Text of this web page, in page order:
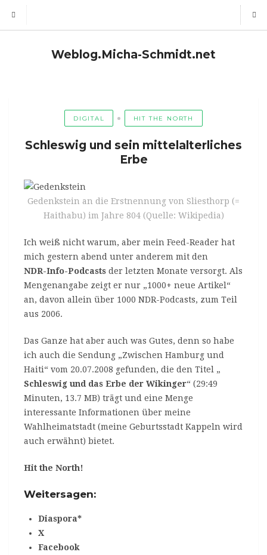
Weblog.Micha-Schmidt.net
DIGITAL HIT THE NORTH
Schleswig und sein mittelalterliches
Erbe
Gedenkstein an die Erstnennung von Sliesthorp (=
Haithabu) im Jahre 804 (Quelle: Wikipedia)
Ich weiß nicht warum, aber mein Feed-Reader hat
mich gestern abend unter anderem mit den
NDR-Info-Podcasts der letzten Monate versorgt. Als
Mengenangabe zeigt er nur „1000+ neue Artikel“
an, davon allein über 1000 NDR-Podcasts, zum Teil
aus 2006.
Das Ganze hat aber auch was Gutes, denn so habe
ich auch die Sendung „Zwischen Hamburg und
Haiti“ vom 20.07.2008 gefunden, die den Titel „
Schleswig und das Erbe der Wikinger“ (29:49
Minuten, 13.7 MB) trägt und eine Menge
interessante Informationen über meine
Wahlheimatstadt (meine Geburtsstadt Kappeln wird
auch erwähnt) bietet.
Hit the North!
Weitersagen:
Diaspora*
X
Facebook